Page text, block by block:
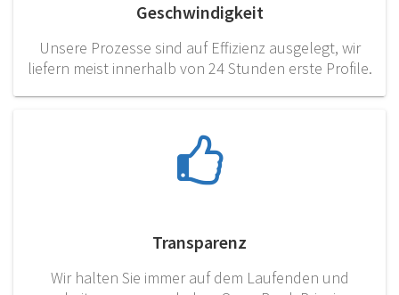
Geschwindigkeit
Unsere Prozesse sind auf Effizienz ausgelegt, wir
liefern meist innerhalb von 24 Stunden erste Profile.
Transparenz
Wir halten Sie immer auf dem Laufenden und